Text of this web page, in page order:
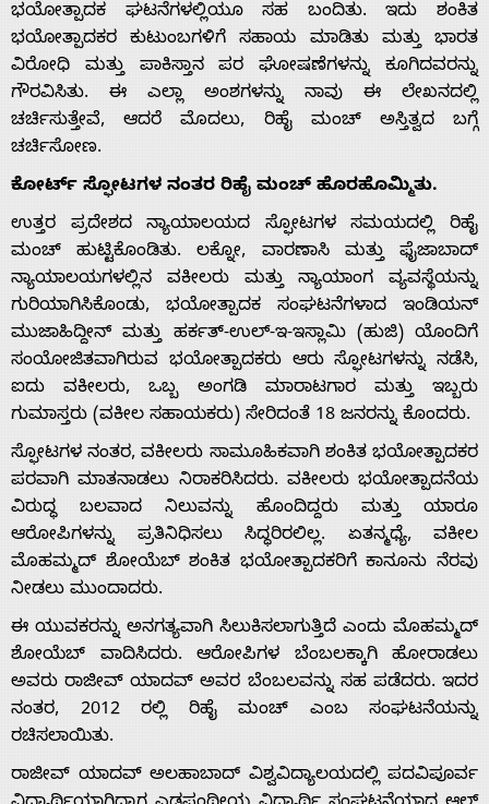
ಭಯೋತ್ಪಾದಕ ಘಟನೆಗಳಲ್ಲಿಯೂ ಸಹ ಬಂದಿತು. ಇದು ಶಂಕಿತ
ಭಯೋತ್ಪಾದಕರ ಕುಟುಂಬಗಳಿಗೆ ಸಹಾಯ ಮಾಡಿತು ಮತ್ತು ಭಾರತ
ವಿರೋಧಿ ಮತ್ತು ಪಾಕಿಸ್ತಾನ ಪರ ಘೋಷಣೆಗಳನ್ನು ಕೂಗಿದವರನ್ನು
ಗೌರವಿಸಿತು. ಈ ಎಲ್ಲಾ ಅಂಶಗಳನ್ನು ನಾವು ಈ ಲೇಖನದಲ್ಲಿ
ಚರ್ಚಿಸುತ್ತೇವೆ, ಆದರೆ ಮೊದಲು, ರಿಹೈ ಮಂಚ್ ಅಸ್ತಿತ್ವದ ಬಗ್ಗೆ
ಚರ್ಚಿಸೋಣ.
ಕೋರ್ಟ್ ಸ್ಫೋಟಗಳ ನಂತರ ರಿಹೈ ಮಂಚ್ ಹೊರಹೊಮ್ಮಿತು.
ಉತ್ತರ ಪ್ರದೇಶದ ನ್ಯಾಯಾಲಯದ ಸ್ಫೋಟಗಳ ಸಮಯದಲ್ಲಿ ರಿಹೈ
ಮಂಚ್ ಹುಟ್ಟಿಕೊಂಡಿತು. ಲಕ್ನೋ, ವಾರಣಾಸಿ ಮತ್ತು ಫೈಜಾಬಾದ್
ನ್ಯಾಯಾಲಯಗಳಲ್ಲಿನ ವಕೀಲರು ಮತ್ತು ನ್ಯಾಯಾಂಗ ವ್ಯವಸ್ಥೆಯನ್ನು
ಗುರಿಯಾಗಿಸಿಕೊಂಡು, ಭಯೋತ್ಪಾದಕ ಸಂಘಟನೆಗಳಾದ ಇಂಡಿಯನ್
ಮುಜಾಹಿದ್ದೀನ್ ಮತ್ತು ಹರ್ಕತ್-ಉಲ್-ಇ-ಇಸ್ಲಾಮಿ (ಹುಜಿ) ಯೊಂದಿಗೆ
ಸಂಯೋಜಿತವಾಗಿರುವ ಭಯೋತ್ಪಾದಕರು ಆರು ಸ್ಫೋಟಗಳನ್ನು ನಡೆಸಿ,
ಐದು ವಕೀಲರು, ಒಬ್ಬ ಅಂಗಡಿ ಮಾರಾಟಗಾರ ಮತ್ತು ಇಬ್ಬರು
ಗುಮಾಸ್ತರು (ವಕೀಲ ಸಹಾಯಕರು) ಸೇರಿದಂತೆ 18 ಜನರನ್ನು ಕೊಂದರು.
ಸ್ಫೋಟಗಳ ನಂತರ, ವಕೀಲರು ಸಾಮೂಹಿಕವಾಗಿ ಶಂಕಿತ ಭಯೋತ್ಪಾದಕರ
ಪರವಾಗಿ ಮಾತನಾಡಲು ನಿರಾಕರಿಸಿದರು. ವಕೀಲರು ಭಯೋತ್ಪಾದನೆಯ
ವಿರುದ್ಧ ಬಲವಾದ ನಿಲುವನ್ನು ಹೊಂದಿದ್ದರು ಮತ್ತು ಯಾರೂ
ಆರೋಪಿಗಳನ್ನು ಪ್ರತಿನಿಧಿಸಲು ಸಿದ್ಧರಿರಲಿಲ್ಲ. ಏತನ್ಮಧ್ಯೆ, ವಕೀಲ
ಮೊಹಮ್ಮದ್ ಶೋಯೆಬ್ ಶಂಕಿತ ಭಯೋತ್ಪಾದಕರಿಗೆ ಕಾನೂನು ನೆರವು
ನೀಡಲು ಮುಂದಾದರು.
ಈ ಯುವಕರನ್ನು ಅನಗತ್ಯವಾಗಿ ಸಿಲುಕಿಸಲಾಗುತ್ತಿದೆ ಎಂದು ಮೊಹಮ್ಮದ್
ಶೋಯೆಬ್ ವಾದಿಸಿದರು. ಆರೋಪಿಗಳ ಬೆಂಬಲಕ್ಕಾಗಿ ಹೋರಾಡಲು
ಅವರು ರಾಜೀವ್ ಯಾದವ್ ಅವರ ಬೆಂಬಲವನ್ನು ಸಹ ಪಡೆದರು. ಇದರ
ನಂತರ, 2012 ರಲ್ಲಿ ರಿಹೈ ಮಂಚ್ ಎಂಬ ಸಂಘಟನೆಯನ್ನು
ರಚಿಸಲಾಯಿತು.
ರಾಜೀವ್ ಯಾದವ್ ಅಲಹಾಬಾದ್ ವಿಶ್ವವಿದ್ಯಾಲಯದಲ್ಲಿ ಪದವಿಪೂರ್ವ